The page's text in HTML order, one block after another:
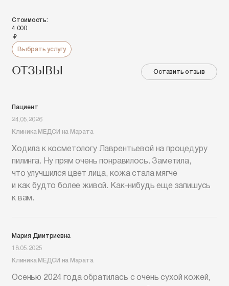
Стоимость:
4 000
руб.
Выбрать услугу
ОТЗЫВЫ Оставить отзыв
Пациент
24.05.2026
Клиника МЕДСИ на Марата
Ходила к косметологу Лаврентьевой на процедуру
пилинга. Ну прям очень понравилось. Заметила,
что улучшился цвет лица, кожа стала мягче
и как будто более живой. Как-нибудь еще запишусь
к вам.
Мария Дмитриевна
18.05.2025
Клиника МЕДСИ на Марата
Осенью 2024 года обратилась с очень сухой кожей,